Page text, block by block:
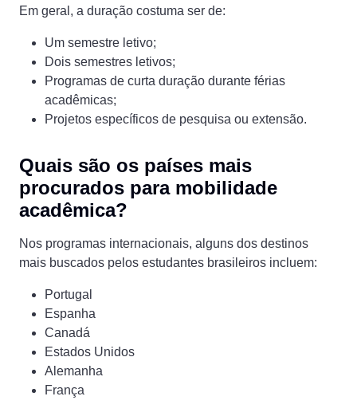
Em geral, a duração costuma ser de:
Um semestre letivo;
Dois semestres letivos;
Programas de curta duração durante férias
acadêmicas;
Projetos específicos de pesquisa ou extensão.
Quais são os países mais
procurados para mobilidade
acadêmica?
Nos programas internacionais, alguns dos destinos
mais buscados pelos estudantes brasileiros incluem:
Portugal
Espanha
Canadá
Estados Unidos
Alemanha
França